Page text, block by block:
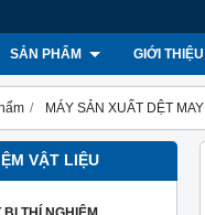
SẢN PHẨM GIỚI THIỆU
MÁY SẢN XUẤT DỆT MAY
VẬT LIỆU